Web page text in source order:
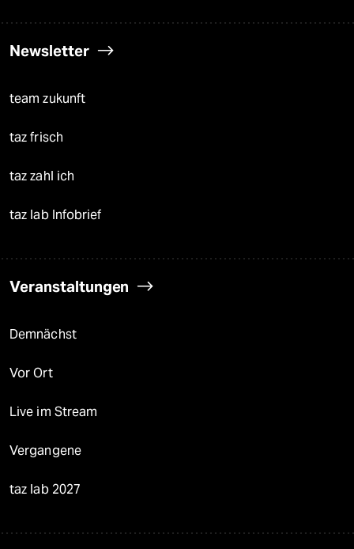
Newsletter
team zukunft
taz frisch
taz zahl ich
taz lab Infobrief
Veranstaltungen
Demnächst
Vor Ort
Live im Stream
Vergangene
taz lab 2027